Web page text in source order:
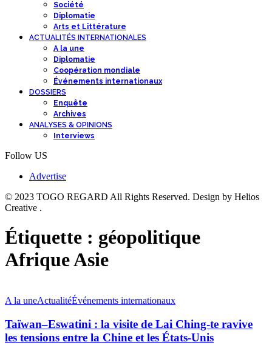
Société
Diplomatie
Arts et Littérature
ACTUALITÉS INTERNATIONALES
A la une
Diplomatie
Coopération mondiale
Événements internationaux
DOSSIERS
Enquête
Archives
ANALYSES & OPINIONS
Interviews
Follow US
Advertise
© 2023 TOGO REGARD All Rights Reserved. Design by Helios
Creative .
Étiquette : géopolitique
Afrique Asie
A la uneActualitéÉvénements internationaux
Taïwan–Eswatini : la visite de Lai Ching-te ravive
les tensions entre la Chine et les États-Unis